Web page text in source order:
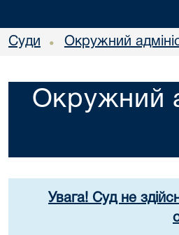
Суди • Окружний
Окружний
Увага! Суд не